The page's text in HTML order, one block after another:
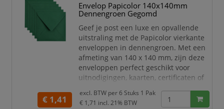
recycled kraft witte kleur is ideaal voor
speciale gelegenheden en
marketingdoeleinden.
Envelop Papicolor 140x140mm
Dennengroen Gegomd
Geef je post een luxe en opvallende
uitstraling met de Papicolor vierkante
enveloppen in dennengroen. Met een
afmeting van 140 x 140 mm, zijn deze
enveloppen perfect geschikt voor
uitnodigingen, kaarten, certificaten of
Het hoge kwaliteit papier is stevig,
€ 1,41
excl. BTW per6 Stuks 1 Pak
€ 1,71 incl. 21% BTW